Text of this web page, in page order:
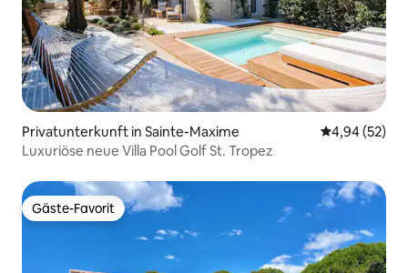
Privatunterkunft in Sainte-Maxime
4,94 (52)
Luxuriöse neue Villa Pool Golf St. Tropez
Gäste-Favorit
Gäste-Favorit